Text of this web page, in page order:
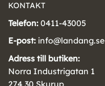
KONTAKT
Telefon: 0411-43005
E-post: info@landang.se
Adress till butiken:
Norra Industrigatan 1
274 30 Skurup